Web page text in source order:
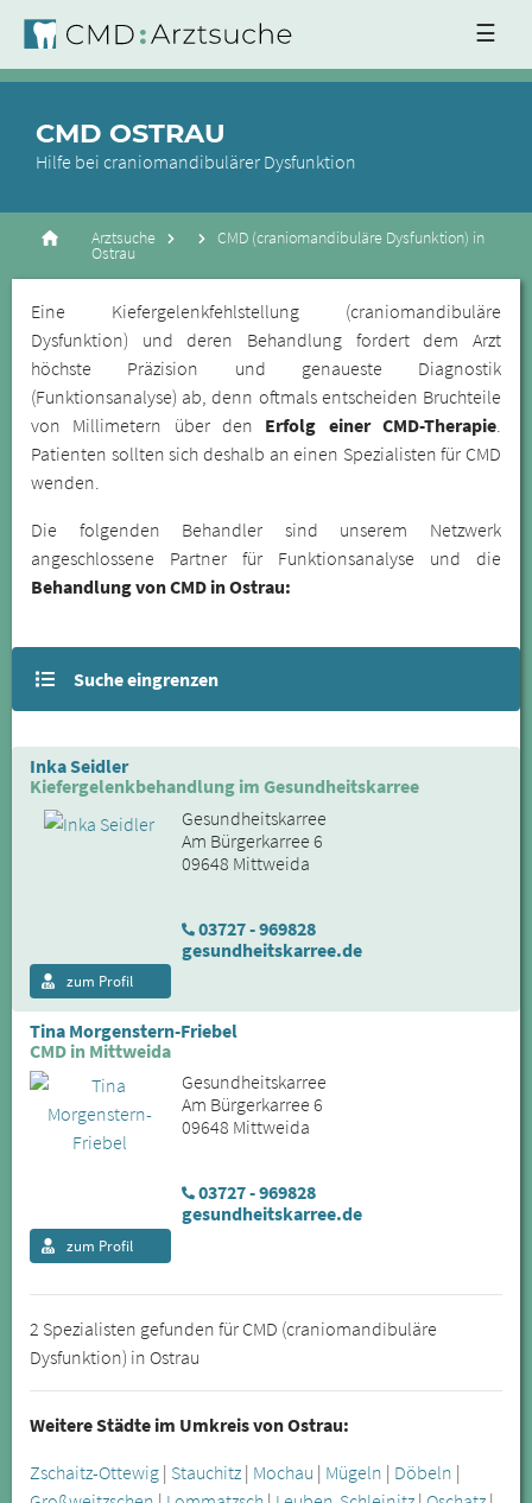
☰
CMD OSTRAU
Hilfe bei craniomandibulärer Dysfunktion
Arztsuche CMD (craniomandibuläre Dysfunktion) in
Ostrau
Eine Kiefergelenkfehlstellung (craniomandibuläre
Dysfunktion) und deren Behandlung fordert dem Arzt
höchste Präzision und genaueste Diagnostik
(Funktionsanalyse) ab, denn oftmals entscheiden Bruchteile
von Millimetern über den Erfolg einer CMD-Therapie.
Patienten sollten sich deshalb an einen Spezialisten für CMD
wenden.
Die folgenden Behandler sind unserem Netzwerk
angeschlossene Partner für Funktionsanalyse und die
Behandlung von CMD in Ostrau:
Suche eingrenzen
Inka Seidler
Kiefergelenkbehandlung im Gesundheitskarree
Gesundheitskarree
Am Bürgerkarree 6
09648 Mittweida
03727 - 969828
gesundheitskarree.de
zum Profil
Tina Morgenstern-Friebel
CMD in Mittweida
Gesundheitskarree
Am Bürgerkarree 6
09648 Mittweida
03727 - 969828
gesundheitskarree.de
zum Profil
2 Spezialisten gefunden für CMD (craniomandibuläre
Dysfunktion) in Ostrau
Weitere Städte im Umkreis von Ostrau:
Zschaitz-Ottewig | Stauchitz | Mochau | Mügeln | Döbeln |